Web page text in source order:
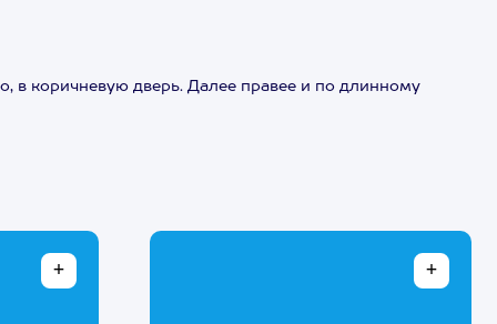
в коричневую дверь. Далее правее и по длинному